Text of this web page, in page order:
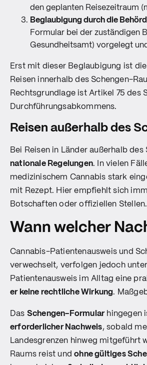
den geplanten Reisezeitraum
Beglaubigung durch die
Formular bei der zuständigen
Gesundheitsamt) vorgelegt
Erst mit dieser Beglaubigung ist
Reisen innerhalb des Schengen-
Rechtsgrundlage ist Artikel 75 des
Durchführungsabkommens.
Reisen außerhalb des
Bei Reisen in Länder außerhalb
nationale Regelungen. In vielen
medizinischem Cannabis stark
mit Rezept. Hier empfiehlt sich
Botschaften oder offiziellen Stellen.
Wann welcher
Cannabis-Patientenausweis und
verwechselt, verfolgen jedoch
Patientenausweis im Alltag eine
er keine rechtliche Wirkung.
Das Schengen-Formularhingegen
erforderlicher Nachweis, sobald
Landesgrenzen hinweg mitgeführt
Raums reist undohne gültiges